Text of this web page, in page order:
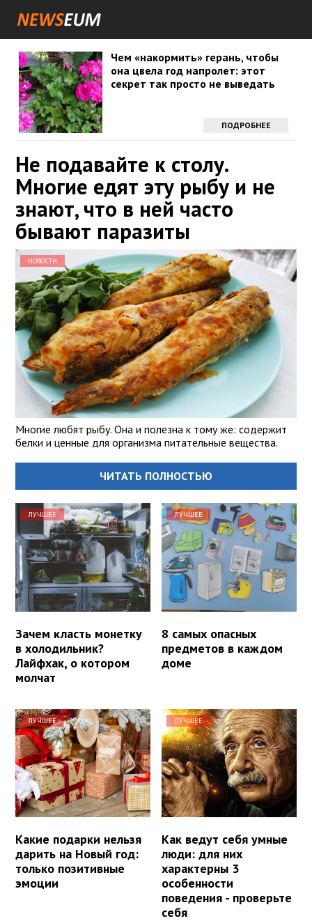
Чем «накормить» герань, чтобы
она цвела год напролет: этот
секрет так просто не выведать
ПОДРОБНЕЕ
Не подавайте к столу.
Многие едят эту рыбу и не
знают, что в ней часто
бывают паразиты
НОВОСТИ
Многие любят рыбу. Она и полезна к тому же: содержит
белки и ценные для организма питательные вещества.
ЧИТАТЬ ПОЛНОСТЬЮ
ЛУЧШЕЕ
Зачем класть монетку
в холодильник?
Лайфхак, о котором
молчат
ЛУЧШЕЕ
8 самых опасных
предметов в каждом
доме
ЛУЧШЕЕ
Какие подарки нельзя
дарить на Новый год:
только позитивные
эмоции
ЛУЧШЕЕ
Как ведут себя умные
люди: для них
характерны 3
особенности
поведения - проверьте
себя